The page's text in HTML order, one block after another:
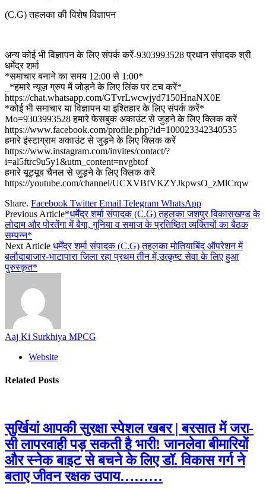
(C.G) तहलका की विशेष विज्ञापन
अन्य कोई भी विज्ञापन के लिए संपर्क करें-9303993528 प्रधान संपादक श्री
धर्मेंद्र शर्मा
*समाचार बनाने का समय 12:00 से 1:00*
_*हमारे न्यूज़ ग्रुप में जोड़ने के लिए लिंक पर टच करें*_
https://chat.whatsapp.com/GTvrLwcwjyd7150HnaNX0E
*कोई भी समाचार या विज्ञापन या इश्तिहार के लिए संपर्क करें*
Mo=9303993528 हमारे फेसबुक अकाउंट से जुड़ने के लिए क्लिक करें
https://www.facebook.com/profile.php?id=100023342340535
हमारे इंस्टाग्राम अकाउंट से जुड़ने के लिए क्लिक करें
https://www.instagram.com/invites/contact/?
i=al5ftrc9u5y1&utm_content=nvgbtof
हमारे यूट्यूब चैनल से जुड़ने के लिए क्लिक करें
https://youtube.com/channel/UCXVBfVKZYJkpwsO_zMlCrqw
Share. Facebook Twitter Email Telegram WhatsApp
Previous Article*धर्मेंद्र शर्मा संपादक (C.G) तहलका जशपुर विकासखण्ड के
लोदाम और पोरतेंगा में बैगा, गुनिया व समाज के प्रतिष्ठित व्यक्तियों का बैठक
सम्पन्न*
Next Article धर्मेंद्र शर्मा संपादक (C.G) तहलका मोतियाबिंद ऑपरेशन में
बलौदाबाजार-भाटापारा जिला रहा प्रथम तीन में,उत्कृष्ट सेवा के लिए हुआ
पुरुस्कृत*
Aaj Ki Surkhiya MPCG
Website
Related Posts
सुर्खियां आपकी सुरक्षा स्पेशल खबर | बरसात में जरा-
सी लापरवाही पड़ सकती है भारी! जानलेवा बीमारियों
और स्नेक बाइट से बचने के लिए डॉ. विकास गर्ग ने
बताए जीवन रक्षक उपाय………